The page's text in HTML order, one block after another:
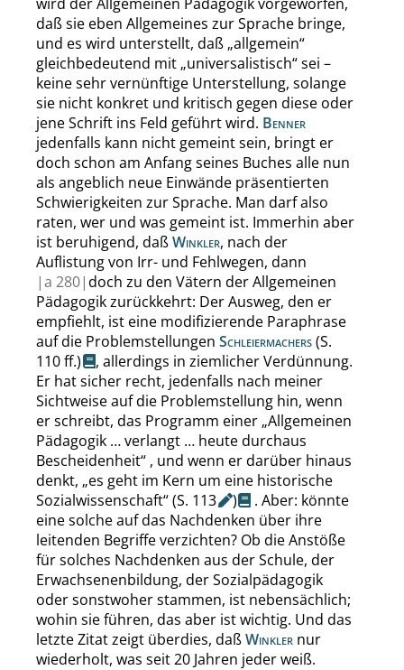
daß sie eben Allgemeines zur Sprache bringe,
und es wird unterstellt, daß „allgemein“
gleichbedeutend mit „universalistisch“sei –
keine sehr vernünftige Unterstellung, solange
sie nicht konkret und kritisch gegen diese oder
jene Schrift ins Feld geführt wird. Benner
jedenfalls kann nicht gemeint sein, bringt er
doch schon am Anfang seines Buches alle nun
als angeblich neue Einwände präsentierten
Schwierigkeiten zur Sprache. Man darf also
raten, wer und was gemeint ist. Immerhin aber
ist beruhigend, daßWinkler, nach der
Auflistung von Irr- und Fehlwegen, dann
|a 280|doch zu den Vätern der Allgemeinen
Pädagogik zurückkehrt: Der Ausweg, den er
empfiehlt, ist eine modifizierende Paraphrase
auf die Problemstellungen Schleiermachers(S.
110 ff.)
, allerdings in ziemlicher Verdünnung.
Er hat sicher recht, jedenfalls nach meiner
Sichtweise auf die Problemstellung hin, wenn
er schreibt, das Programm einer „Allgemeinen
Pädagogik … verlangt … heute durchaus
Bescheidenheit“ , und wenn er darüber hinaus
denkt, „es geht im Kern um eine historische
Sozialwissenschaft“(S. 113 )
. Aber: könnte
eine solche auf das Nachdenken über ihre
leitenden Begriffe verzichten? Ob die Anstöße
für solches Nachdenken aus der Schule, der
Erwachsenenbildung, der Sozialpädagogik
oder sonstwoher stammen, ist nebensächlich;
wohin sie führen, das aber ist wichtig. Und das
letzte Zitat zeigt überdies, daßWinkler nur
wiederholt, was seit 20 Jahren jeder weiß.